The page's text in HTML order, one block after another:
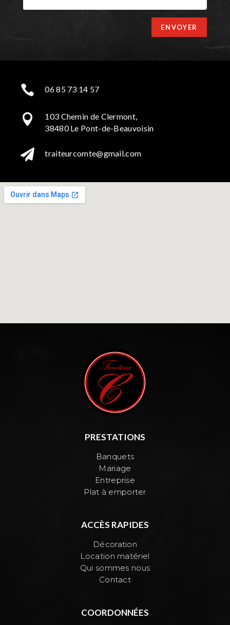
ENVOYER
 06 85 73 14 57

103 Chemin de Clermont,
38480 Le Pont-de-Beauvoisin
 traiteurcomte@gmail.com
PRESTATIONS
Banquets
Mariage
Entreprise
Plat à emporter
ACCÈS RAPIDES
Décoration
Location matériel
Qui sommes nous
Contact
COORDONNÉES